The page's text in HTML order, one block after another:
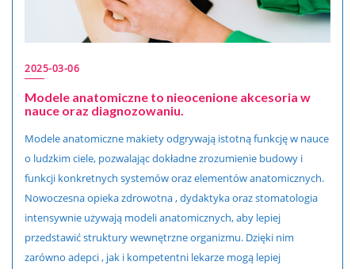
2025-03-06
Modele anatomiczne to nieocenione akcesoria w
nauce oraz diagnozowaniu.
Modele anatomiczne makiety odgrywają istotną funkcję w nauce
o ludzkim ciele, pozwalając dokładne zrozumienie budowy i
funkcji konkretnych systemów oraz elementów anatomicznych.
Nowoczesna opieka zdrowotna , dydaktyka oraz stomatologia
intensywnie używają modeli anatomicznych, aby lepiej
przedstawić struktury wewnętrzne organizmu. Dzięki nim
zarówno adepci , jak i kompetentni lekarze mogą lepiej